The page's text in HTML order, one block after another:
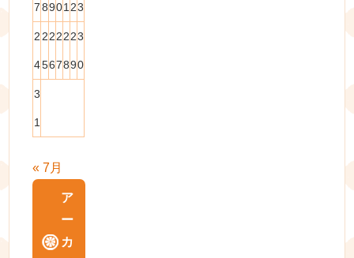
78901 23
2
4
2
5
2
6
2
7
2
8
2
9
3
0
3
1
« 7月
ア
ー
カ